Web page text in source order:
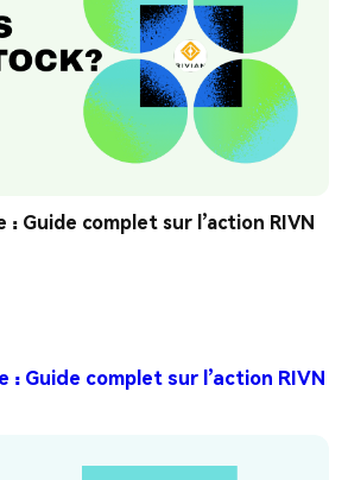
Guide complet sur l’action RIVN
: Guide complet sur l’action RIVN